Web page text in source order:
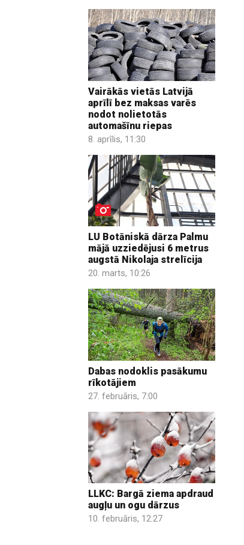
Vairākās vietās Latvijā
aprīlī bez maksas varēs
nodot nolietotās
automašīnu riepas
8. aprīlis, 11:30
LU Botāniskā dārza Palmu
mājā uzziedējusi 6 metrus
augstā Nikolaja strelīcija
20. marts, 10:26
Dabas nodoklis pasākumu
rīkotājiem
27. februāris, 7:00
LLKC: Bargā ziema apdraud
augļu un ogu dārzus
10. februāris, 12:27